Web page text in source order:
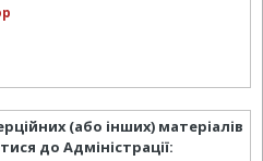
(або інших) матеріалів
до Адміністрації: